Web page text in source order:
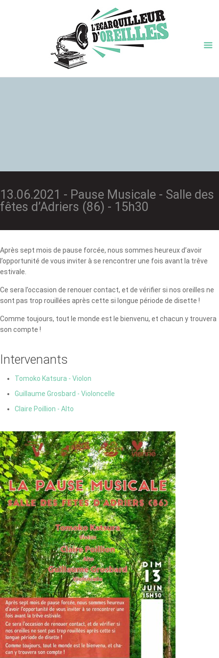
13.06.2021 - Pause Musicale - Salle des
fêtes d’Adriers (86) - 15h30
Après sept mois de pause forcée, nous sommes heureux d’avoir
l’opportunité de vous inviter à se rencontrer une fois avant la trêve
estivale.
Ce sera l’occasion de renouer contact, et de vérifier si nos oreilles ne
sont pas trop rouillées après cette si longue période de disette !
Comme toujours, tout le monde est le bienvenu, et chacun y trouvera
son compte !
Intervenants
Tomoko Katsura - Violon
Guillaume Grosbard - Violoncelle
Claire Poillion - Alto